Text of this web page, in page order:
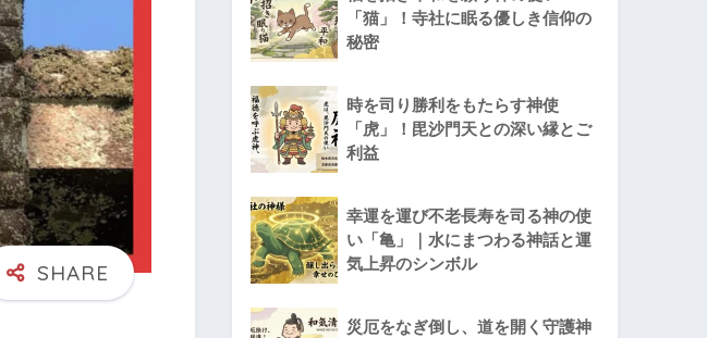
「猫」！寺社に眠る優しき信仰の
秘密
時を司り勝利をもたらす神使
「虎」！毘沙門天との深い縁とご
利益
幸運を運び不老長寿を司る神の使
い「亀」｜水にまつわる神話と運
気上昇のシンボル
災厄をなぎ倒し、道を開く守護神